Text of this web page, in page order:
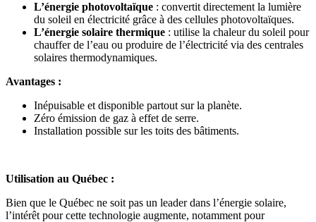
L’énergie photovoltaïque : convertit directement la lumière
du soleil en électricité grâce à des cellules photovoltaïques.
L’énergie solaire thermique : utilise la chaleur du soleil pour
chauffer de l’eau ou produire de l’électricité via des centrales
solaires thermodynamiques.
Avantages :
Inépuisable et disponible partout sur la planète.
Zéro émission de gaz à effet de serre.
Installation possible sur les toits des bâtiments.
Utilisation au Québec :
Bien que le Québec ne soit pas un leader dans l’énergie solaire,
l’intérêt pour cette technologie augmente, notamment pour